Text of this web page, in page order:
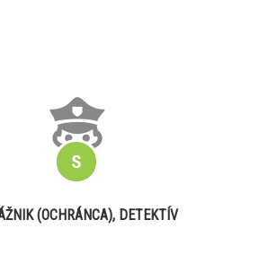
(OCHRÁNCA), DETEKTÍV